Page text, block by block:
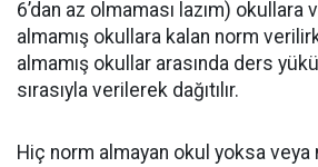
6’dan az olmaması lazım) okullara
almamış okullara kalan norm
almamış okullar arasında ders
sırasıyla verilerek dağıtılır.
Hiç norm almayan okul yoksa veya